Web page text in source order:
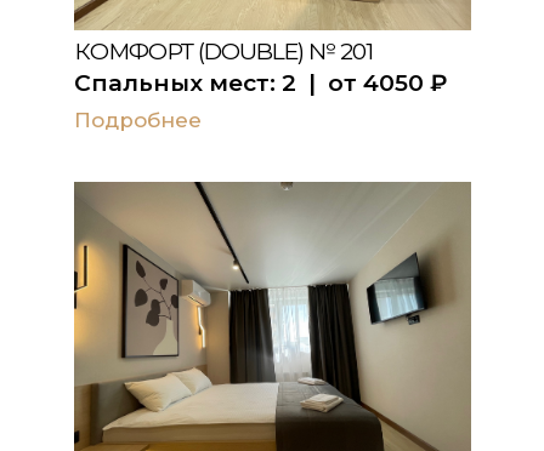
КОМФОРТ (DOUBLE) № 201
Спальных мест: 2 | от 4050 ₽
Подробнее